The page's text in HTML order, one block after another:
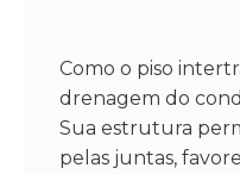
Como o piso
drenagem do
Sua estrutura
pelas juntas,